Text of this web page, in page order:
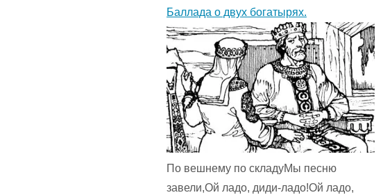
Баллада о двух богатырях.
По вешнему по складуМы песню
завели,Ой ладо, диди-ладо!Ой ладо,